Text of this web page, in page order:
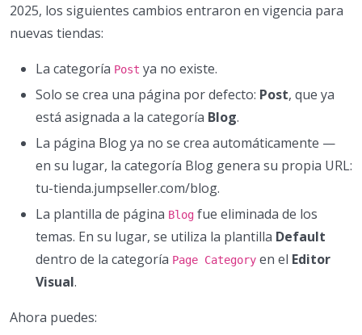
2025, los siguientes cambios entraron en vigencia para
nuevas tiendas:
La categoría Post ya no existe.
Solo se crea una página por defecto: Post, que ya
está asignada a la categoría Blog.
La página Blog ya no se crea automáticamente —
en su lugar, la categoría Blog genera su propia URL:
tu-tienda.jumpseller.com/blog.
La plantilla de página Blog fue eliminada de los
temas. En su lugar, se utiliza la plantilla Default
dentro de la categoría Page Category en el Editor
Visual.
Ahora puedes: